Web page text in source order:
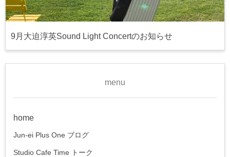
9月大迫淳英Sound Light Concertのお知らせ
menu
home
Jun-ei Plus One ブログ
Studio Cafe Time トーク